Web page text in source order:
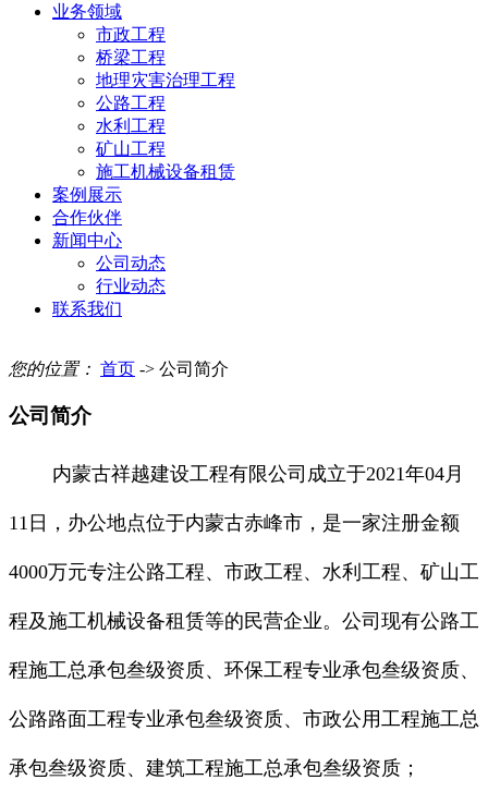
业务领域
市政工程
桥梁工程
地理灾害治理工程
公路工程
水利工程
矿山工程
施工机械设备租赁
案例展示
合作伙伴
新闻中心
公司动态
行业动态
联系我们
您的位置： 首页 -> 公司简介
公司简介
内蒙古祥越建设工程有限公司成立于2021年04月
11日， 办公地点位于内蒙古赤峰市， 是一家注册金额
4000万元专注公路工程、市政工程、水利工程、矿山工
程及施工机械设备租赁等的民营企业。公司现有公路工
程施工总承包叁级资质、环保工程专业承包叁级资质、
公路路面工程专业承包叁级资质、市政公用工程施工总
承包叁级资质、建筑工程施工总承包叁级资质；